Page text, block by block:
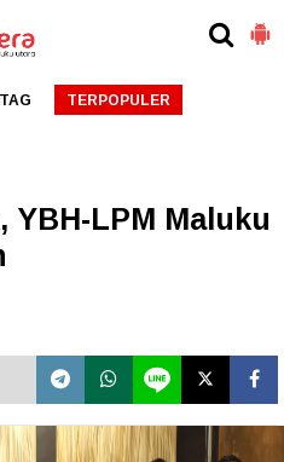
TERPOPULER
YBH-LPM Maluku